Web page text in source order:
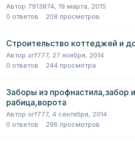
Автор 7913874, 19 марта, 2015
0 ответов 208 просмотров
Строительство коттеджей и
Автор orf777, 27 ноября, 2014
0 ответов 244 просмотра
Заборы из профнастила,забор
рабица,ворота
Автор orf777, 4 сентября, 2014
0 ответов 296 просмотров